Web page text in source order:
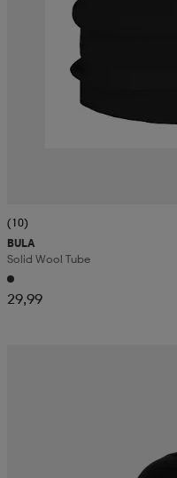
(10)
BULA
Solid Wool Tube
29,99